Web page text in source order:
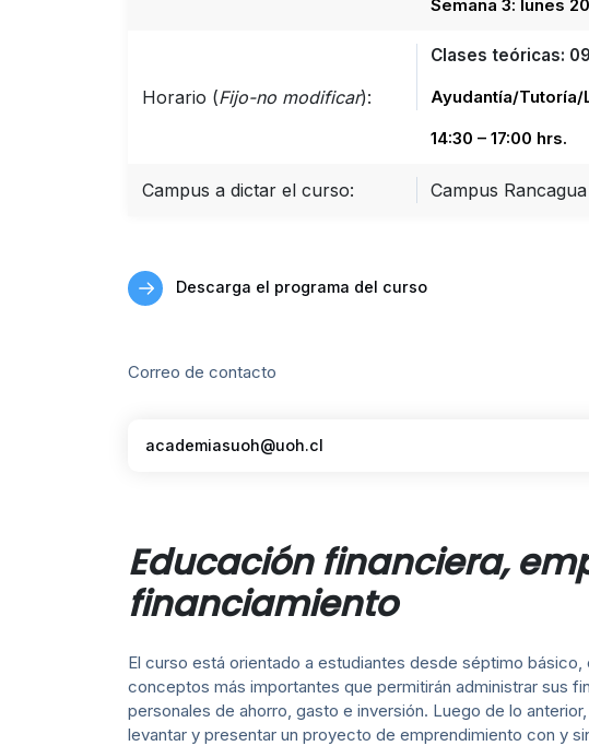
Semana 3: lunes
Horario (Fijo-no modificar):
Clases teóricas:
Ayudantía/
14:30 – 17:00 hrs.
Campus a dictar el curso: Campus Rancagua
Descarga el programa del curso
Correo de contacto
academiasuoh@uoh.cl
Educación financiera,
financiamiento
El curso está orientado a estudiantes desde séptimo
conceptos más importantes que permitirán administrar sus
personales de ahorro, gasto e inversión. Luego de lo
levantar y presentar un proyecto de emprendimiento con y